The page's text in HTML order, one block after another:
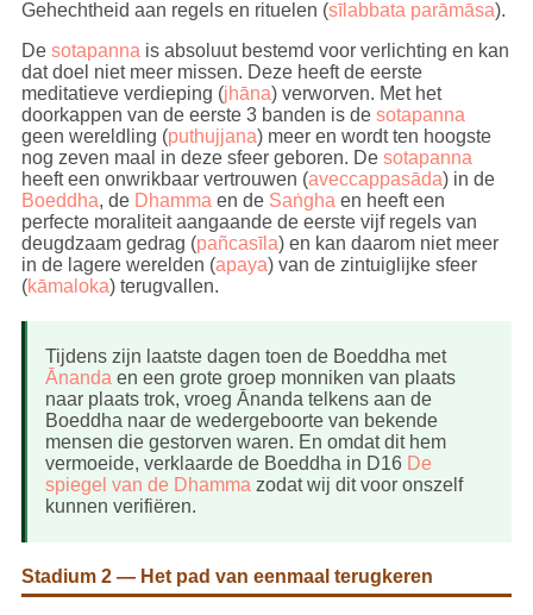
Gehechtheid aan regels en rituelen (sīlabbata parāmāsa).
De sotapanna is absoluut bestemd voor verlichting en kan
dat doel niet meer missen. Deze heeft de eerste
meditatieve verdieping (jhāna) verworven. Met het
doorkappen van de eerste 3 banden is de sotapanna
geen wereldling (puthujjana) meer en wordt ten hoogste
nog zeven maal in deze sfeer geboren. De sotapanna
heeft een onwrikbaar vertrouwen (aveccappasāda) in de
Boeddha, de Dhamma en de Saṅgha en heeft een
perfecte moraliteit aangaande de eerste vijf regels van
deugdzaam gedrag (pañcasīla) en kan daarom niet meer
in de lagere werelden (apaya) van de zintuiglijke sfeer
(kāmaloka) terugvallen.
Tijdens zijn laatste dagen toen de Boeddha met
Ānanda en een grote groep monniken van plaats
naar plaats trok, vroeg Ānanda telkens aan de
Boeddha naar de wedergeboorte van bekende
mensen die gestorven waren. En omdat dit hem
vermoeide, verklaarde de Boeddha in D16 De
spiegel van de Dhamma zodat wij dit voor onszelf
kunnen verifiëren.
Stadium 2 — Het pad van eenmaal terugkeren